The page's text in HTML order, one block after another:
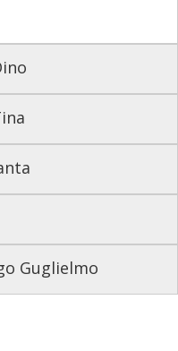
Guglielmo